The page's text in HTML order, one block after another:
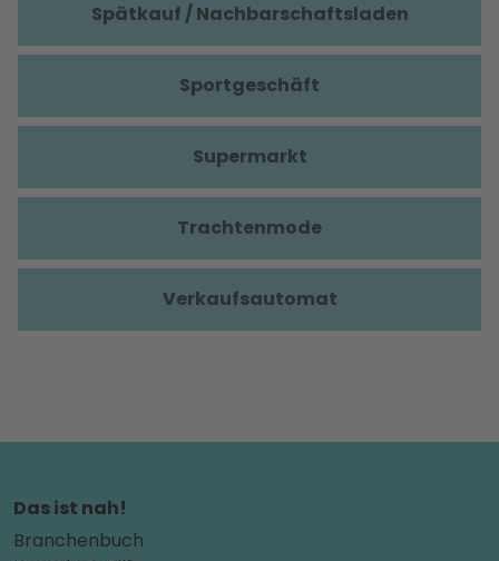
Spätkauf / Nachbarschaftsladen
Sportgeschäft
Supermarkt
Trachtenmode
Verkaufsautomat
Das ist nah!
Branchenbuch